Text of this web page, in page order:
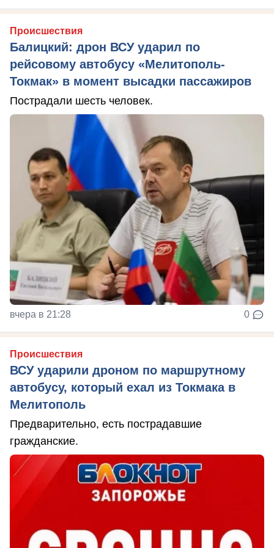
Происшествия
Балицкий: дрон ВСУ ударил по
рейсовому автобусу «Мелитополь-
Токмак» в момент высадки пассажиров
Пострадали шесть человек.
вчера в 21:28 0
Происшествия
ВСУ ударили дроном по маршрутному
автобусу, который ехал из Токмака в
Мелитополь
Предварительно, есть пострадавшие
гражданские.